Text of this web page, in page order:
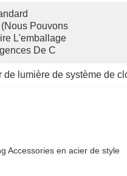
Pouvons
L'emballage
De C
de lumière de système de
Accessories en acier de style